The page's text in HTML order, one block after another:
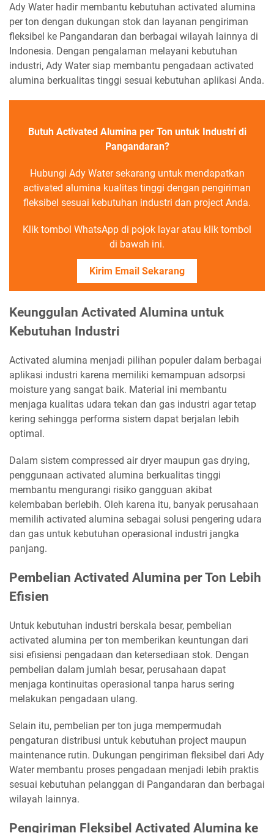
Ady Water hadir membantu kebutuhan activated alumina
per ton dengan dukungan stok dan layanan pengiriman
fleksibel ke Pangandaran dan berbagai wilayah lainnya di
Indonesia. Dengan pengalaman melayani kebutuhan
industri, Ady Water siap membantu pengadaan activated
alumina berkualitas tinggi sesuai kebutuhan aplikasi Anda.
Butuh Activated Alumina per Ton untuk Industri di
Pangandaran?
Hubungi Ady Water sekarang untuk mendapatkan
activated alumina kualitas tinggi dengan pengiriman
fleksibel sesuai kebutuhan industri dan project Anda.
Klik tombol WhatsApp di pojok layar atau klik tombol
di bawah ini.
Kirim Email Sekarang
Keunggulan Activated Alumina untuk
Kebutuhan Industri
Activated alumina menjadi pilihan populer dalam berbagai
aplikasi industri karena memiliki kemampuan adsorpsi
moisture yang sangat baik. Material ini membantu
menjaga kualitas udara tekan dan gas industri agar tetap
kering sehingga performa sistem dapat berjalan lebih
optimal.
Dalam sistem compressed air dryer maupun gas drying,
penggunaan activated alumina berkualitas tinggi
membantu mengurangi risiko gangguan akibat
kelembaban berlebih. Oleh karena itu, banyak perusahaan
memilih activated alumina sebagai solusi pengering udara
dan gas untuk kebutuhan operasional industri jangka
panjang.
Pembelian Activated Alumina per Ton Lebih
Efisien
Untuk kebutuhan industri berskala besar, pembelian
activated alumina per ton memberikan keuntungan dari
sisi efisiensi pengadaan dan ketersediaan stok. Dengan
pembelian dalam jumlah besar, perusahaan dapat
menjaga kontinuitas operasional tanpa harus sering
melakukan pengadaan ulang.
Selain itu, pembelian per ton juga mempermudah
pengaturan distribusi untuk kebutuhan project maupun
maintenance rutin. Dukungan pengiriman fleksibel dari Ady
Water membantu proses pengadaan menjadi lebih praktis
sesuai kebutuhan pelanggan di Pangandaran dan berbagai
wilayah lainnya.
Pengiriman Fleksibel Activated Alumina ke